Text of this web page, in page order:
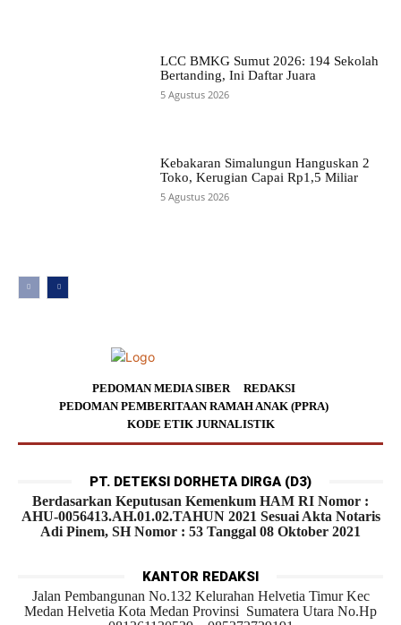
LCC BMKG Sumut 2026: 194 Sekolah
Bertanding, Ini Daftar Juara
5 Agustus 2026
Kebakaran Simalungun Hanguskan 2
Toko, Kerugian Capai Rp1,5 Miliar
5 Agustus 2026
PEDOMAN MEDIA SIBER
REDAKSI
PEDOMAN PEMBERITAAN RAMAH ANAK (PPRA)
KODE ETIK JURNALISTIK
PT. DETEKSI DORHETA DIRGA (D3)
Berdasarkan Keputusan Kemenkum HAM RI Nomor :
AHU-0056413.AH.01.02.TAHUN 2021 Sesuai Akta Notaris
Adi Pinem, SH Nomor : 53 Tanggal 08 Oktober 2021
KANTOR REDAKSI
Jalan Pembangunan No.132 Kelurahan Helvetia Timur Kec
Medan Helvetia Kota Medan Provinsi Sumatera Utara No.Hp